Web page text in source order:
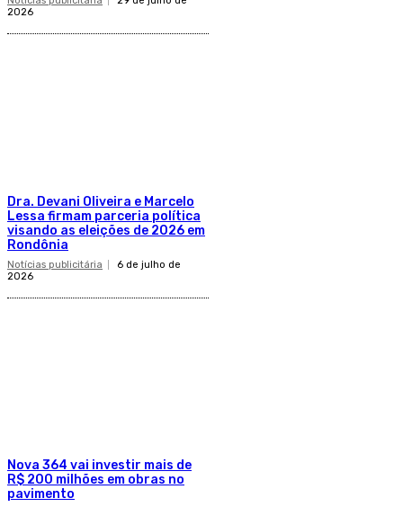
2026
Dra. Devani Oliveira e Marcelo
Lessa firmam parceria política
visando as eleições de 2026 em
Rondônia
Notícias publicitária
6 de julho de
2026
Nova 364 vai investir mais de
R$ 200 milhões em obras no
pavimento